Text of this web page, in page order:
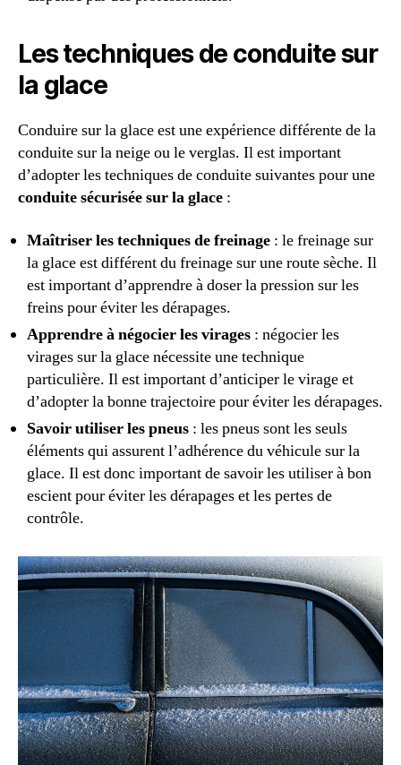
Les techniques de conduite sur
la glace
Conduire sur la glace est une expérience différente de la
conduite sur la neige ou le verglas. Il est important
d’adopter les techniques de conduite suivantes pour une
conduite sécurisée sur la glace :
Maîtriser les techniques de freinage : le freinage sur
la glace est différent du freinage sur une route sèche. Il
est important d’apprendre à doser la pression sur les
freins pour éviter les dérapages.
Apprendre à négocier les virages : négocier les
virages sur la glace nécessite une technique
particulière. Il est important d’anticiper le virage et
d’adopter la bonne trajectoire pour éviter les dérapages.
Savoir utiliser les pneus : les pneus sont les seuls
éléments qui assurent l’adhérence du véhicule sur la
glace. Il est donc important de savoir les utiliser à bon
escient pour éviter les dérapages et les pertes de
contrôle.